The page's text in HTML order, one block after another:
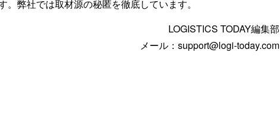
。弊社では取材源の秘匿を徹底しています。
LOGISTICS TODAY編集部
メール：support@logi-today.com